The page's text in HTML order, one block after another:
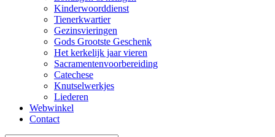
Kinderwoorddienst
Tienerkwartier
Gezinsvieringen
Gods Grootste Geschenk
Het kerkelijk jaar vieren
Sacramentenvoorbereiding
Catechese
Knutselwerkjes
Liederen
Webwinkel
Contact